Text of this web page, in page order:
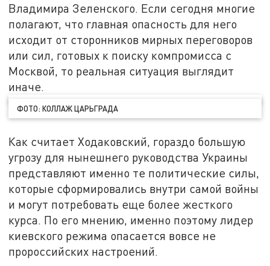
Владимира Зеленского. Если сегодня многие
полагают, что главная опасность для него
исходит от сторонников мирных переговоров
или сил, готовых к поиску компромисса с
Москвой, то реальная ситуация выглядит
иначе.
ФОТО: КОЛЛАЖ ЦАРЬГРАДА
Как считает Ходаковский, гораздо большую
угрозу для нынешнего руководства Украины
представляют именно те политические силы,
которые сформировались внутри самой войны
и могут потребовать еще более жесткого
курса. По его мнению, именно поэтому лидер
киевского режима опасается вовсе не
пророссийских настроений.